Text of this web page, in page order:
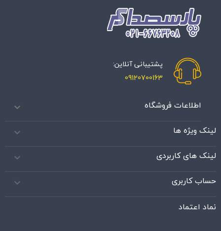
پشتیبانی آنلاین:
09120700163
اطلاعات فروشگاه 
لینک ویژه ها 
لینک های کاربردی 
حساب کاربری 
نماد اعتماد